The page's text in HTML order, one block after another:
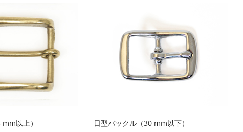
以上） 日型バックル（30 mm以下）